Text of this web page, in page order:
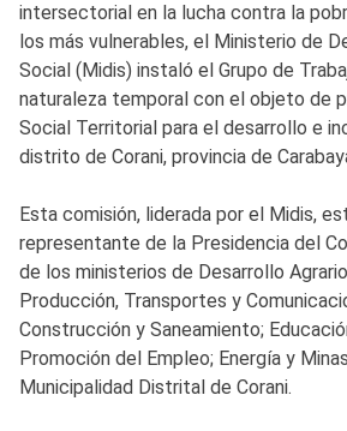
intersectorial en la lucha contra la
los más vulnerables, el Ministerio de
Social (Midis) instaló el Grupo de
naturaleza temporal con el objeto de
Social Territorial para el desarrollo e
distrito de Corani, provincia de
Esta comisión, liderada por el Midis,
representante de la Presidencia del
de los ministerios de Desarrollo
Producción, Transportes y
Construcción y Saneamiento;
Promoción del Empleo; Energía y
Municipalidad Distrital de Corani.